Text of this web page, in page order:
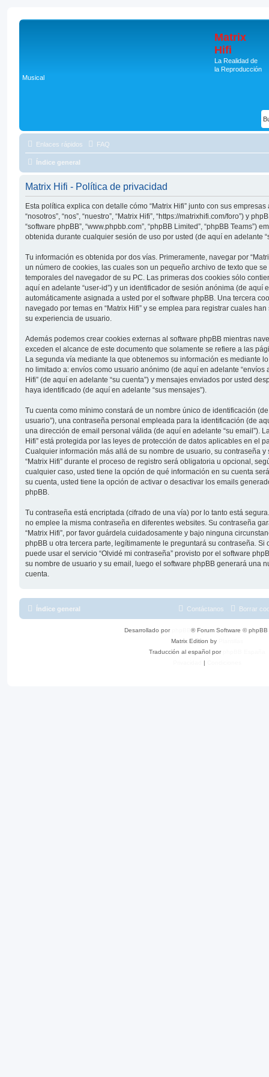
Matrix
Hifi
La Realidad de
la Reproducción
Musical
Enlaces rápidos FAQ
Índice general
Matrix Hifi - Política de privacidad
Esta política explica con detalle cómo “Matrix Hifi” junto con sus
“nosotros”, “nos”, “nuestro”, “Matrix Hifi”, “https://matrixhifi.com/foro”) y
“software phpBB”, “www.phpbb.com”, “phpBB Limited”, “phpBB Teams”)
obtenida durante cualquier sesión de uso por usted (de aquí en adelante
Tu información es obtenida por dos vías. Primeramente, navegar por
un número de cookies, las cuales son un pequeño archivo de texto que
temporales del navegador de su PC. Las primeras dos cookies sólo
aquí en adelante “user-id”) y un identificador de sesión anónima (de aquí
automáticamente asignada a usted por el software phpBB. Una tercera
navegado por temas en “Matrix Hifi” y se emplea para registrar cuales
su experiencia de usuario.
Además podemos crear cookies externas al software phpBB mientras
exceden el alcance de este documento que solamente se refiere a las
La segunda vía mediante la que obtenemos su información es mediante
no limitado a: envíos como usuario anónimo (de aquí en adelante “envíos
Hifi” (de aquí en adelante “su cuenta”) y mensajes enviados por usted
haya identificado (de aquí en adelante “sus mensajes”).
Tu cuenta como mínimo constará de un nombre único de identificación
usuario”), una contraseña personal empleada para la identificación (de
una dirección de email personal válida (de aquí en adelante “su email”).
Hifi” está protegida por las leyes de protección de datos aplicables en el
Cualquier información más allá de su nombre de usuario, su contraseña
“Matrix Hifi” durante el proceso de registro será obligatoria u opcional,
cualquier caso, usted tiene la opción de qué información en su cuenta
su cuenta, usted tiene la opción de activar o desactivar los emails
phpBB.
Tu contraseña está encriptada (cifrado de una vía) por lo tanto está
no emplee la misma contraseña en diferentes websites. Su contraseña
“Matrix Hifi”, por favor guárdela cuidadosamente y bajo ninguna
phpBB u otra tercera parte, legítimamente le preguntará su contraseña. Si
puede usar el servicio “Olvidé mi contraseña” provisto por el software
su nombre de usuario y su email, luego el software phpBB generará una
cuenta.
Índice general Borrar
Contáctanos
Desarrollado por
® Forum Software © phpBB
Matrix Edition by
Traducción al español por
|